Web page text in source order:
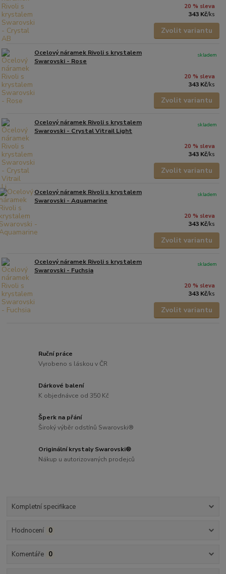
20 % sleva
343 Kč/ks
Zvolit variantu
Ocelový náramek Rivoli s krystalem
Swarovski - Rose
20 % sleva
343 Kč/ks
skladem
Zvolit variantu
Ocelový náramek Rivoli s krystalem
Swarovski - Crystal Vitrail Light
20 % sleva
343 Kč/ks
skladem
Zvolit variantu
Ocelový náramek Rivoli s krystalem
Swarovski - Aquamarine
20 % sleva
343 Kč/ks
skladem
Zvolit variantu
Ocelový náramek Rivoli s krystalem
Swarovski - Fuchsia
20 % sleva
343 Kč/ks
skladem
Zvolit variantu
Ruční práce
Vyrobeno s láskou v ČR
Dárkové balení
K objednávce od 350 Kč
Šperk na přání
Široký výběr odstínů Swarovski®
Originální krystaly Swarovski®
Nákup u autorizovaných prodejců
Kompletní specifikace
Hodnocení 0
Komentáře 0